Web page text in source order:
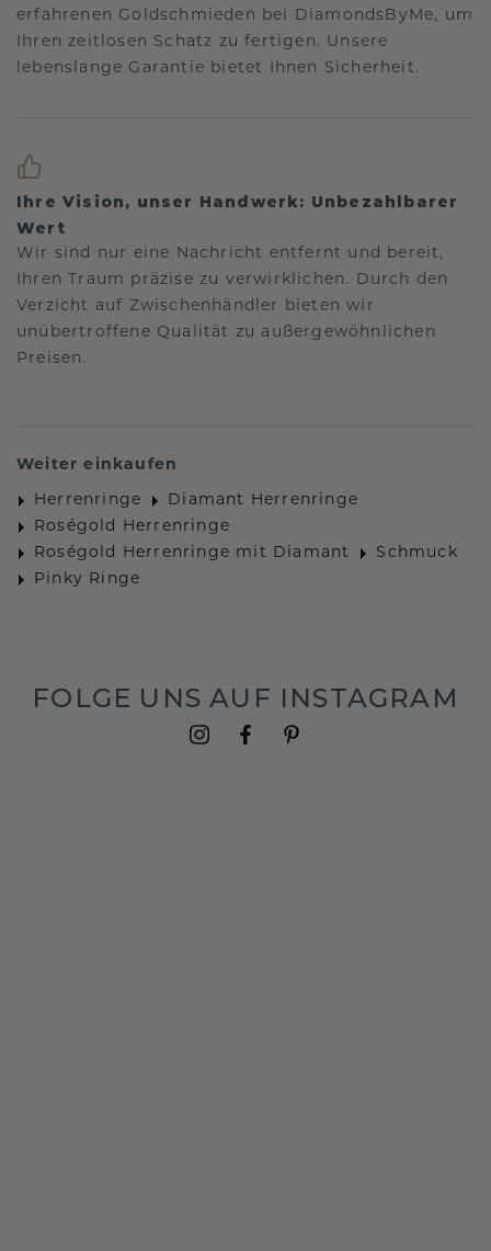
erfahrenen Goldschmieden bei DiamondsByMe, um
Ihren zeitlosen Schatz zu fertigen. Unsere
lebenslange Garantie bietet Ihnen Sicherheit.
Ihre Vision, unser Handwerk: Unbezahlbarer
Wert
Wir sind nur eine Nachricht entfernt und bereit,
Ihren Traum präzise zu verwirklichen. Durch den
Verzicht auf Zwischenhändler bieten wir
unübertroffene Qualität zu außergewöhnlichen
Preisen.
Weiter einkaufen
Herrenringe
Diamant Herrenringe
Roségold Herrenringe
Roségold Herrenringe mit Diamant
Schmuck
Pinky Ringe
FOLGE UNS AUF INSTAGRAM